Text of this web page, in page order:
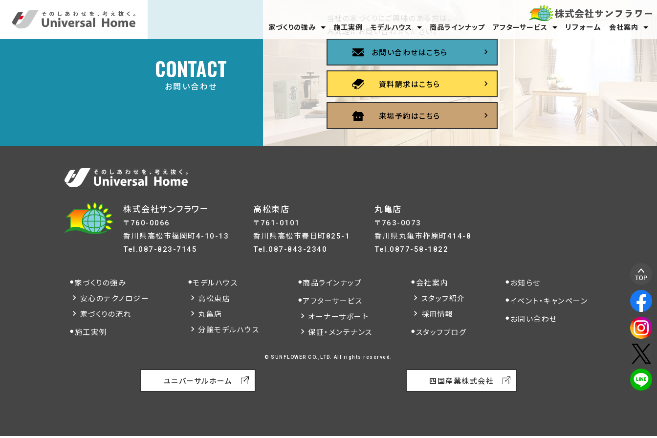
家づくりの強み
安心のテクノロジー
家づくりの流れ
施工実例 モデルハウス
高松東店
丸亀店
分譲モデルハウス
商品ラインナップ アフターサービス
オーナーサポート
保証・メンテナンス
リフォーム 会社案内
スタッフ紹介
採用情報
CONTACT
お問い合わせ
当社の家づくりにご興味のある方は、
お気軽にお問い合わせください。
お問い合わせはこちら
資料請求はこちら
来場予約はこちら
株式会社サンフラワー
〒760-0066
香川県高松市福岡町4-10-13
Tel.087-823-7145
高松東店
〒761-0101
香川県高松市春日町825-1
Tel.087-843-2340
丸亀店
〒763-0073
香川県丸亀市柞原町414-8
Tel.0877-58-1822
家づくりの強み
安心のテクノロジー
家づくりの流れ
施工実例
モデルハウス
高松東店
丸亀店
分譲モデルハウス
商品ラインナップ
アフターサービス
オーナーサポート
保証・メンテナンス
会社案内
スタッフ紹介
採用情報
スタッフブログ
お知らせ
イベント・キャンペーン
お問い合わせ
© SUNFLOWER CO.,LTD. All rights reserved.
ユニバーサルホーム 四国産業株式会社